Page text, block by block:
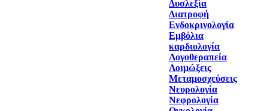
Δυσλεξία
Διατροφή
Ενδοκρινολογία
Εμβόλια
καρδιολογία
Λογοθεραπεία
Λοιμώξεις
Μεταμοσχεύσεις
Νευρολογία
Νεφρολογία